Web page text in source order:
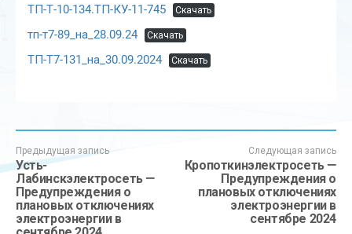
ТП-Т-10-134.ТП-КУ-11-745 Скачать
тп-т7-89_на_28.09.24 Скачать
ТП-Т7-131_на_30.09.2024 Скачать
Предыдущая запись
Усть-
Лабинскэлектросеть —
Предупреждения о
плановых отключениях
электроэнергии в
Следующая запись
Кропоткинэлектросеть —
Предупреждения о
плановых отключениях
электроэнергии в
сентябре 2024